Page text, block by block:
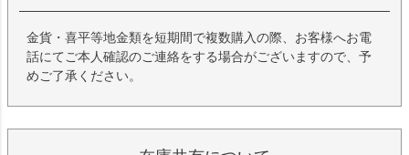
金貨・喜平等地金類を短期間で複数購入の際、お客様へお電
話にてご本人確認のご連絡をする場合がございますので、予
めご了承ください。